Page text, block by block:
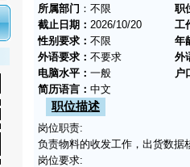
所属部门 ：不限
职
截止日期： 2026/10/20
工
性别要求： 不限
年
外语要求： 不要求
外
电脑水平： 一般
户
简历语言： 中文
职位描述
岗位职责:
负责物料的收发工作，出货数据
岗位要求: